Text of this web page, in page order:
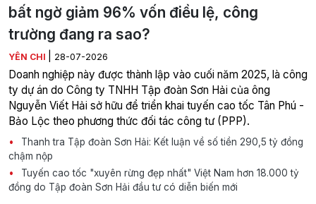
bất ngờ giảm 96% vốn điều lệ, công
trường đang ra sao?
YÊN CHI 28-07-2026
Doanh nghiệp này được thành lập vào cuối năm 2025, là công
ty dự án do Công ty TNHH Tập đoàn Sơn Hải của ông
Nguyễn Viết Hải sở hữu để triển khai tuyến cao tốc Tân Phú -
Bảo Lộc theo phương thức đối tác công tư (PPP).
Thanh tra Tập đoàn Sơn Hải: Kết luận về số tiền 290,5 tỷ đồng
chậm nộp
Tuyến cao tốc "xuyên rừng đẹp nhất" Việt Nam hơn 18.000 tỷ
đồng do Tập đoàn Sơn Hải đầu tư có diễn biến mới